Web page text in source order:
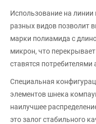
Использование на
разных видов позволит
марки полиамида с
микрон, что
ставятся
Специальная
элементов шнека
наилучшее
это залог стабильного